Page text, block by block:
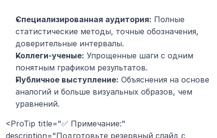
Специализированная аудитория: Полные
статистические методы, точные обозначения,
доверительные интервалы.
Коллеги-ученые: Упрощенные шаги с одним
понятным графиком результатов.
Публичное выступление: Объяснения на основе
аналогий и больше визуальных образов, чем
уравнений.
<ProTip title="✅ Примечание:"
description="Подготовьте резервный слайд с